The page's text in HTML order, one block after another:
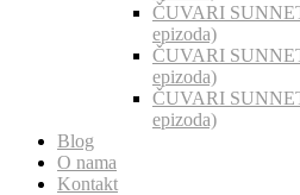
ČUVARI
epizoda)
ČUVARI
epizoda)
ČUVARI
epizoda)
Blog
O nama
Kontakt